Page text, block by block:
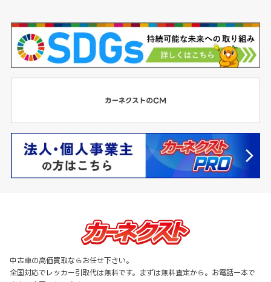
中古車の高価買取ならお任せ下さい。
全国対応でレッカー引取代は無料です。まずは無料査定から。お電話一本で